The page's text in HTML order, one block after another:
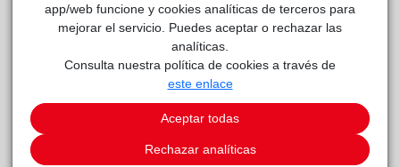
Carácter
Descripción Pinto tiene carácter sensible, pero es muy
sociable con la gente que ya conoce. Cuando llegó al
albergue era complicado ponerle arnés o manipularle por
alguna necesidad (como exploraciones). Ahora que ya está
más integrado se muestra más relajado. Hemos estado
varios meses sin poder difundirle porque era literalmente
imposible sacarle del albergue para dar un paseo y poder
app/web funcione y cookies analíticas de terceros para
mejorar el servicio. Puedes aceptar o rechazar las
analíticas.
Consulta nuestra política de cookies a través de
este enlace
Aceptar todas
Rechazar analíticas